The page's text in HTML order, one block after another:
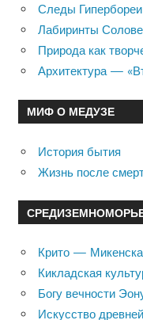
Следы Гипербореи
Лабиринты
Природа как
Архитектура —
МИФ О МЕДУЗЕ
История бытия
Жизнь после
Крито —
Кикладская
Богу вечности
Искусство